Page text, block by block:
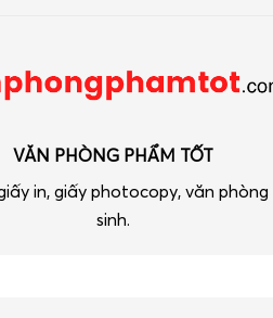
VĂN PHÒNG PHẨM TỐT
in, giấy photocopy, văn
sinh.
Tạp phẩm
tử